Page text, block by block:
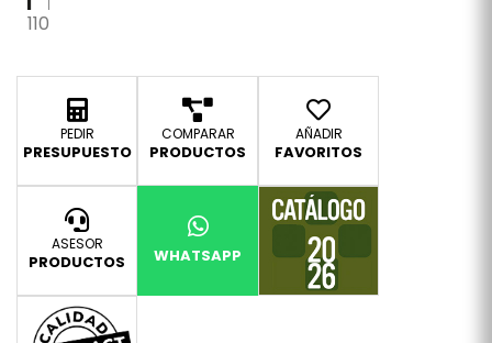
110
PEDIR
PRESUPUESTO
COMPARAR
PRODUCTOS
AÑADIR
FAVORITOS
ASESOR
PRODUCTOS WHATSAPP